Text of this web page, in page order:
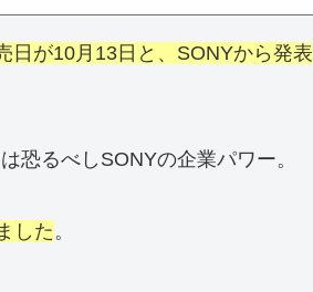
日が10月13日と、SONYから発表
恐るべしSONYの企業パワー。
した 。